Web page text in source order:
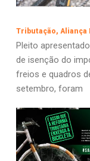
Tributação Aliança
Pleito
de isenção do
freios e quadros
setembro, foram